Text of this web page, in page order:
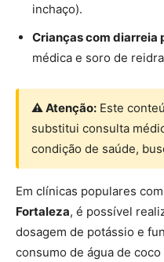
inchaço).
Crianças com diarreia
médica e soro de
⚠ Atenção: Este
substitui consulta
condição de saúde,
Em clínicas populares
Fortaleza, é possível
dosagem de potássio e
consumo de água de